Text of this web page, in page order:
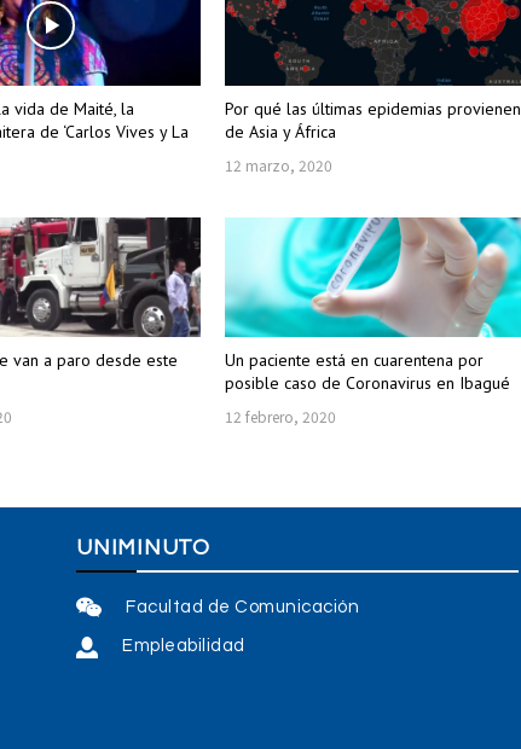
vida de Maité, la
de ‘Carlos Vives y La
Por qué las últimas epidemias provienen
de Asia y África
12 marzo, 2020
van a paro desde este
Un paciente está en cuarentena por
posible caso de Coronavirus en Ibagué
12 febrero, 2020
UNIMINUTO
Facultad de Comunicación
Empleabilidad